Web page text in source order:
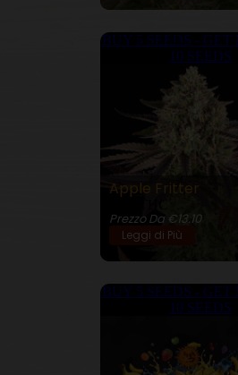
BUY 5 SEEDS - GET
10 SEEDS
Apple Fritter
Prezzo Da €13.10
Leggi di Più
BUY 5 SEEDS - GET
10 SEEDS